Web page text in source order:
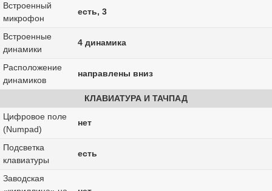
Встроенный
микрофон
есть, 3
Встроенные
динамики
4 динамика
Расположение
динамиков
направлены вниз
КЛАВИАТУРА И ТАЧПАД
Цифровое поле
(Numpad)
нет
Подсветка
клавиатуры
есть
Заводская